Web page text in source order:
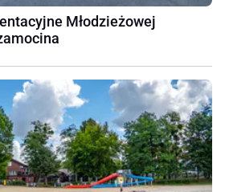
Młodzieżowej